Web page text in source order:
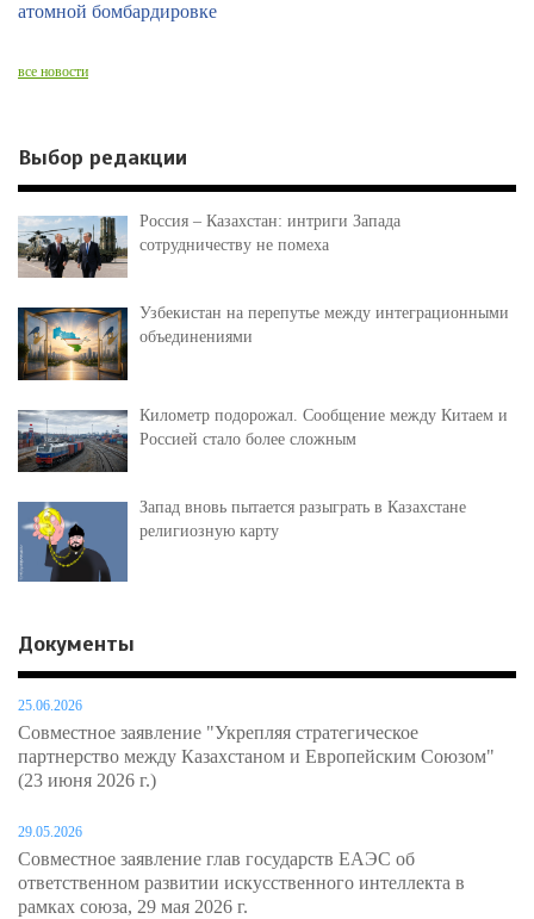
атомной бомбардировке
все новости
Выбор редакции
Россия – Казахстан: интриги Запада
сотрудничеству не помеха
Узбекистан на перепутье между интеграционными
объединениями
Километр подорожал. Сообщение между Китаем и
Россией стало более сложным
Запад вновь пытается разыграть в Казахстане
религиозную карту
Документы
25.06.2026
Совместное заявление "Укрепляя стратегическое
партнерство между Казахстаном и Европейским Союзом"
(23 июня 2026 г.)
29.05.2026
Совместное заявление глав государств ЕАЭС об
ответственном развитии искусственного интеллекта в
рамках союза, 29 мая 2026 г.